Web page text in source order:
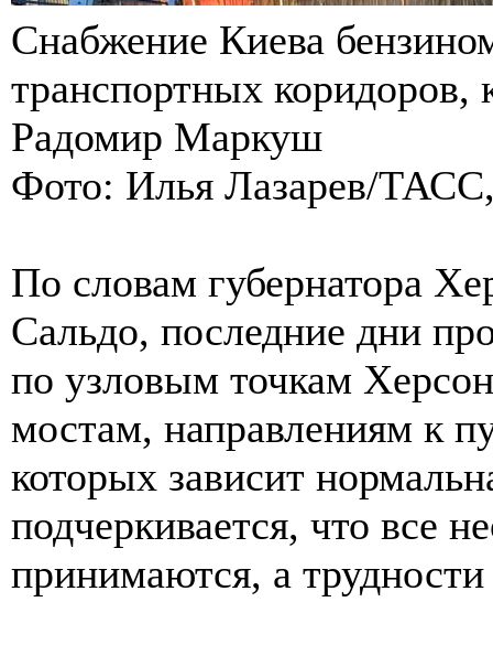
Снабжение Киева
транспортных коридоров,
Радомир Маркуш
Фото: Илья Лазарев/
По словам губернатора
Сальдо, последние дни
по узловым точкам
мостам, направлениям к
которых зависит
подчеркивается, что все
принимаются, а